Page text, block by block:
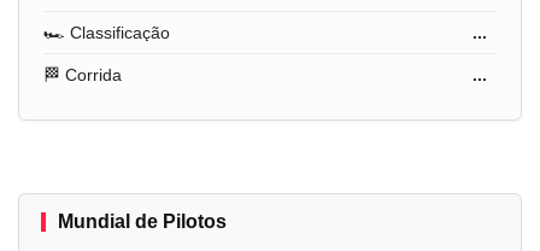
🏎️ Classificação ...
🏁 Corrida ...
Mundial de Pilotos